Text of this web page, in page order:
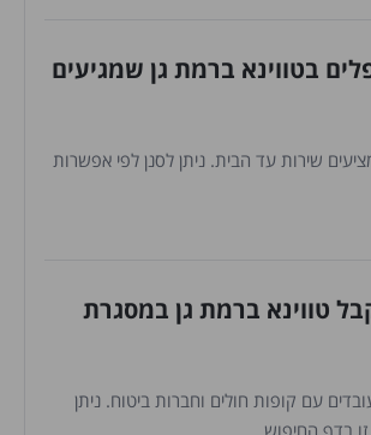
בטווינא ברמת גן שמגיעים
שירות עד הבית. ניתן לסנן לפי אפשרות
טווינא ברמת גן במסגרת
עם קופות חולים וחברות ביטוח. ניתן